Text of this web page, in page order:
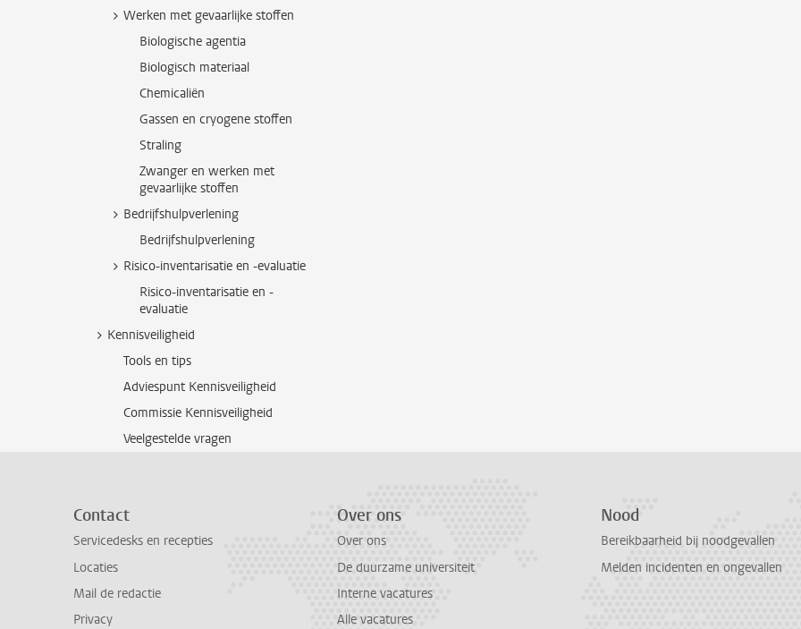
Werken met gevaarlijke stoffen
Biologische agentia
Biologisch materiaal
Chemicaliën
Gassen en cryogene stoffen
Straling
Zwanger en werken met
gevaarlijke stoffen
Bedrijfshulpverlening
Bedrijfshulpverlening
Risico-inventarisatie en -evaluatie
Risico-inventarisatie en -
evaluatie
Kennisveiligheid
Tools en tips
Adviespunt Kennisveiligheid
Commissie Kennisveiligheid
Veelgestelde vragen
Contact
Servicedesks en recepties
Locaties
Mail de redactie
Privacy
Over ons
Over ons
De duurzame universiteit
Interne vacatures
Alle vacatures
Nood
Bereikbaarheid bij noodgevallen
Melden incidenten en ongevallen